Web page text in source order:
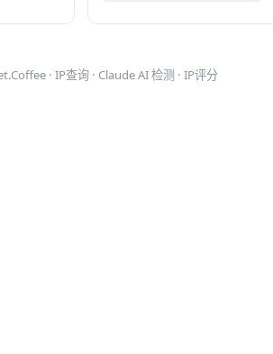
· IP查询 · Claude AI 检测 · IP评分